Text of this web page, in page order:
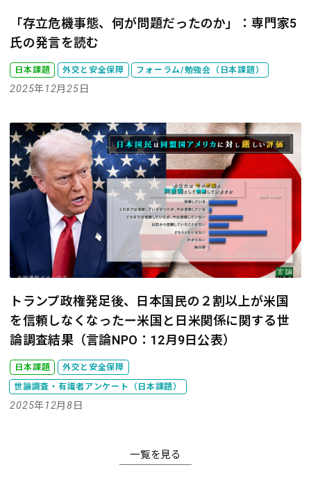
「存立危機事態、何が問題だったのか」：専門家5
氏の発言を読む
日本課題 外交と安全保障 フォーラム/勉強会（日本課題）
2025年12月25日
トランプ政権発足後、日本国民の２割以上が米国
を信頼しなくなったー米国と日米関係に関する世
論調査結果（言論NPO：12月9日公表）
日本課題 外交と安全保障
世論調査・有識者アンケート（日本課題）
2025年12月8日
一覧を見る